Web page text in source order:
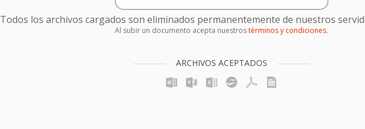
Todos los archivos cargados son eliminados permanentemente de nuestros
Al subir un documento acepta nuestrostérminos y condiciones.
ARCHIVOS ACEPTADOS